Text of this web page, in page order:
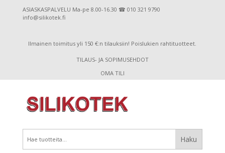
ASIASKASPALVELU Ma-pe 8.00-16.30 ☎ 010 321 9790
info@silikotek.fi
Ilmainen toimitus yli 150 €:n tilauksiin! Poislukien rahtituotteet.
TILAUS- JA SOPIMUSEHDOT
OMA TILI